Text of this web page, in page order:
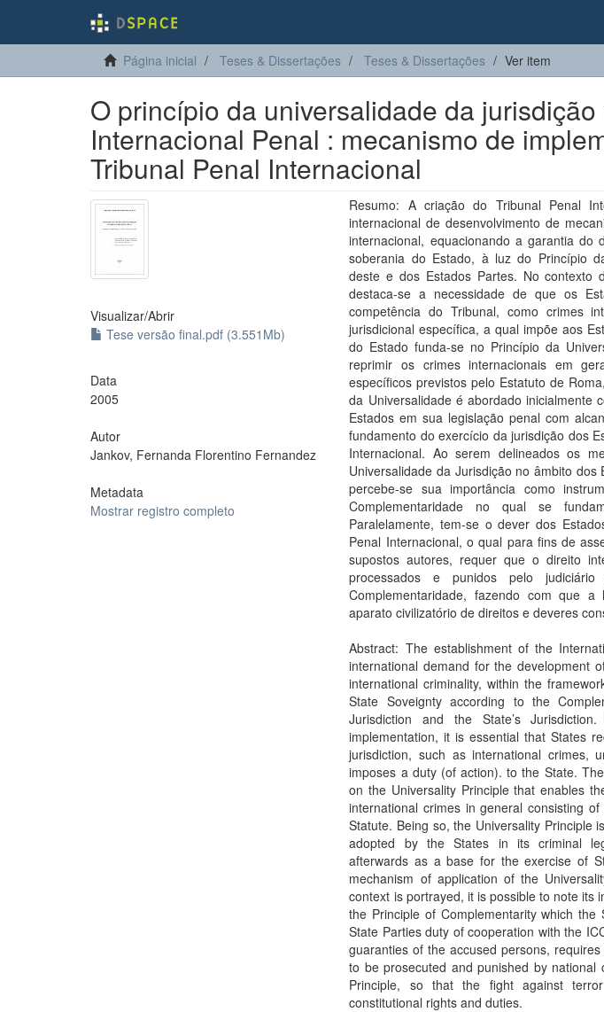
Página inicial Teses & Dissertações Teses & Dissertações Ver item
O princípio da universalidade da
Internacional Penal : mecanismo de
Tribunal Penal Internacional
Visualizar/Abrir
Tese versão final.pdf (3.551Mb)
Data
2005
Autor
Jankov, Fernanda Florentino Fernandez
Metadata
Mostrar registro completo
Resumo: A criação do Tribunal Penal
internacional de desenvolvimento de
internacional, equacionando a garantia
soberania do Estado, à luz do Princípio
deste e dos Estados Partes. No contexto
destaca-se a necessidade de que os
competência do Tribunal, como crimes
jurisdicional específica, a qual impõe aos
do Estado funda-se no Princípio da
reprimir os crimes internacionais em
específicos previstos pelo Estatuto de
da Universalidade é abordado inicialmente
Estados em sua legislação penal com
fundamento do exercício da jurisdição dos
Internacional. Ao serem delineados os
Universalidade da Jurisdição no âmbito
percebe-se sua importância como
Complementaridade no qual se
Paralelamente, tem-se o dever dos
Penal Internacional, o qual para fins de
supostos autores, requer que o direito
processados e punidos pelo
Complementaridade, fazendo com que
aparato civilizatório de direitos e deveres
Abstract: The establishment of the
international demand for the development
international criminality, within the
State Soveignty according to the
Jurisdiction and the State’s
implementation, it is essential that States
jurisdiction, such as international crimes,
imposes a duty (of action). to the State.
on the Universality Principle that enables
international crimes in general consisting
Statute. Being so, the Universality Principle
adopted by the States in its criminal
afterwards as a base for the exercise of
mechanism of application of the
context is portrayed, it is possible to note its
the Principle of Complementarity which
State Parties duty of cooperation with the
guaranties of the accused persons,
to be prosecuted and punished by national
Principle, so that the fight against
constitutional rights and duties.